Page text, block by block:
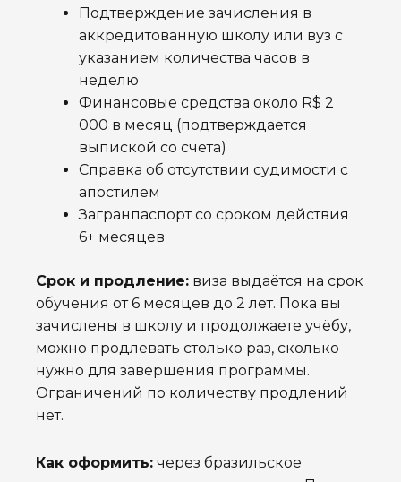
Подтверждение зачисления в
аккредитованную школу или вуз с
указанием количества часов в
неделю
Финансовые средства около R$ 2
000 в месяц (подтверждается
выпиской со счёта)
Справка об отсутствии судимости с
апостилем
Загранпаспорт со сроком действия
6+ месяцев
Срок и продление: виза выдаётся на срок
обучения от 6 месяцев до 2 лет. Пока вы
зачислены в школу и продолжаете учёбу,
можно продлевать столько раз, сколько
нужно для завершения программы.
Ограничений по количеству продлений
нет.
Как оформить: через бразильское